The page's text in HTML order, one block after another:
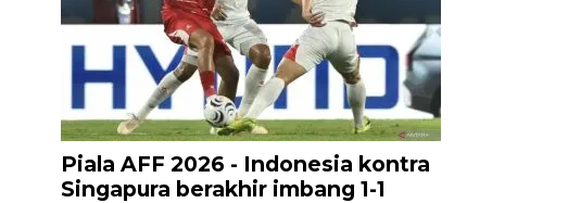
Piala AFF 2026 - Indonesia kontra
Singapura berakhir imbang 1-1